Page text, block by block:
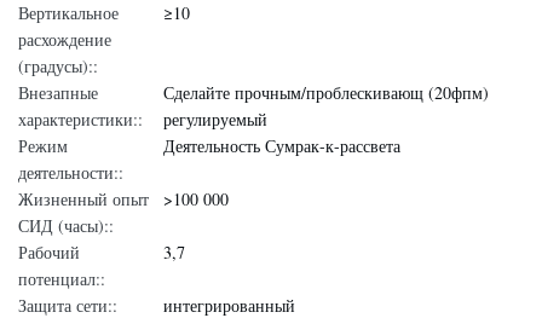
Вертикальное
расхождение
(градусы)::
≥10
Внезапные
характеристики::
Сделайте прочным/проблескивающ (20фпм)
регулируемый
Режим
деятельности::
Деятельность Сумрак-к-рассвета
Жизненный опыт
СИД (часы)::
>100 000
Рабочий
потенциал::
3,7
Защита сети::
интегрированный